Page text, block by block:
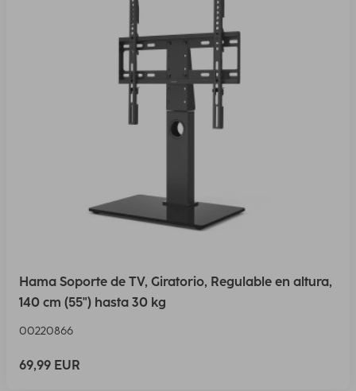
Hama Soporte de TV, Giratorio, Regulable en altura,
140 cm (55") hasta 30 kg
00220866
69,99 EUR